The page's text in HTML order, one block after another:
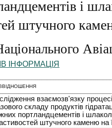
і
штучного
ІНФОРМАЦІЯ
взаємозв'язку
складу продуктів
портландцементів і
штучного каменю на